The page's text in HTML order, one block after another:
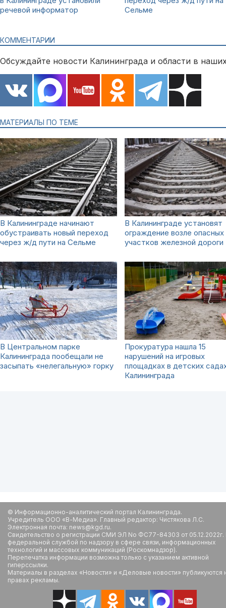
речевой информатор
Сельме
КОММЕНТАРИИ
Обсуждайте новости Калининграда и области в
МАТЕРИАЛЫ ПО ТЕМЕ
В Калининграде начинают
обустраивать новый переход
через ж/д пути на Сельме
В Калининграде установят
ограждение возле опасных
участков железной дороги
В Центральном парке
Калининграда пообещали не
засыпать «нелегальную» горку
Прокуратура нашла 15
нарушений на игровых
площадках в детских
Калининграда
© Информационно-аналитический портал Калининграда.
Учредитель ООО «В-Медиа». Главный редактор: Чистякова Л.С.
Электронная почта: news@kgd.ru.
Свидетельство о регистрации СМИ ЭЛ No ФС77-84303 от
федеральной службой по надзору в сфере связи, информационных
технологий и массовых коммуникаций (Роскомнадзор).
Перепечатка информации возможна только с указанием активной
гиперссылки.
Материалы в разделах «Новости» и «Деловые новости» публикуются
правах рекламы.